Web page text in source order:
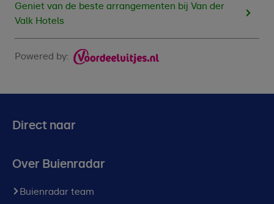
Geniet van de beste arrangementen bij Van der
Valk Hotels
Powered by:
Direct naar
Over Buienradar
Buienradar team